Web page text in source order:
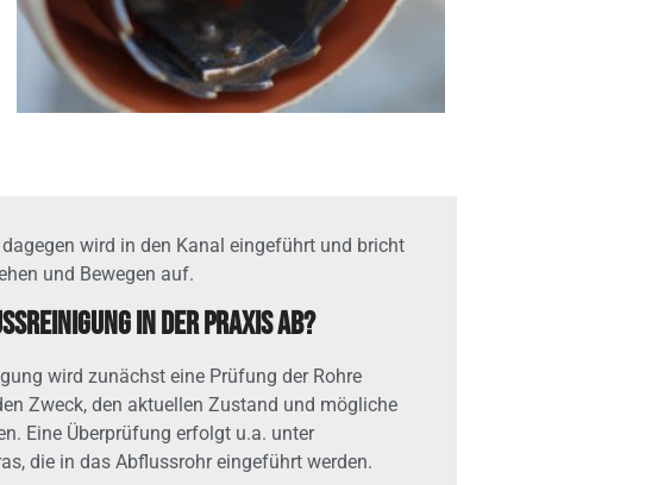
wird in den Kanal eingeführt und bricht
und Bewegen auf.
in der Praxis ab?
wird zunächst eine Prüfung der Rohre
Zweck, den aktuellen Zustand und mögliche
Eine Überprüfung erfolgt u.a. unter
die in das Abflussrohr eingeführt werden.